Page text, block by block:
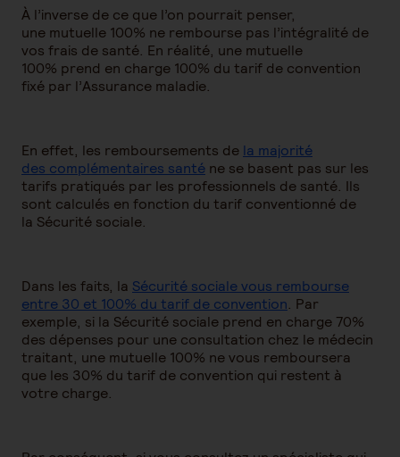
À l’inverse de ce que l’on pourrait penser,
une mutuelle 100% ne rembourse pas l’intégralité de
vos frais de santé. En réalité, une mutuelle
100% prend en charge 100% du tarif de convention
fixé par l’Assurance maladie.
En effet, les remboursements de la majorité
des complémentaires santé ne se basent pas sur les
tarifs pratiqués par les professionnels de santé. Ils
sont calculés en fonction du tarif conventionné de
la Sécurité sociale.
Dans les faits, la Sécurité sociale vous rembourse
entre 30 et 100% du tarif de convention. Par
exemple, si la Sécurité sociale prend en charge 70%
des dépenses pour une consultation chez le médecin
traitant, une mutuelle 100% ne vous remboursera
que les 30% du tarif de convention qui restent à
votre charge.